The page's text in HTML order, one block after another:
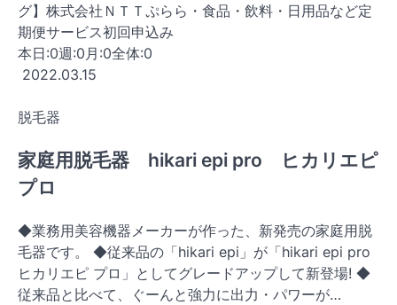
グ】株式会社ＮＴＴぷらら・食品・飲料・日用品など定
期便サービス初回申込み
本日:0週:0 月:0全体:0
2022.03.15
脱毛器
家庭用脱毛器 hikari epi pro ヒカリエピ
プロ
◆業務用美容機器メーカーが作った、新発売の家庭用脱
毛器です。 ◆従来品の「hikari epi」が「hikari epi pro
ヒカリエピ プロ」としてグレードアップして新登場! ◆
従来品と比べて、ぐーんと強力に出力・パワーが…